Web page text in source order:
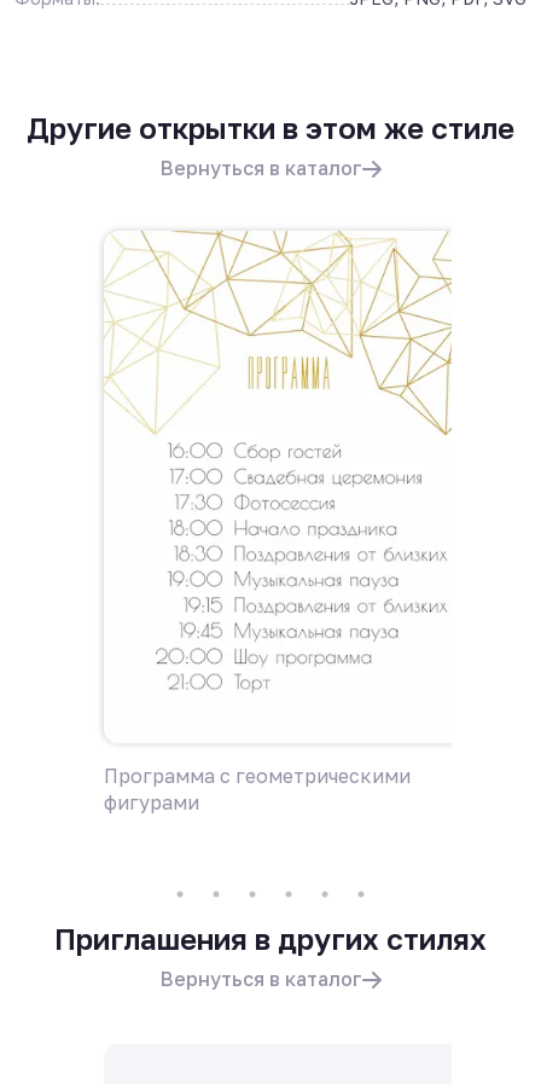
Другие открытки в этом же стиле
Вернуться в каталог
Программа с геометрическими
фигурами
Приглашения в других стилях
Вернуться в каталог